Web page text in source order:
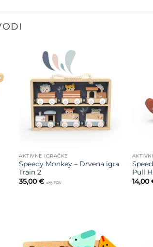
na listu
želja
AKTIVNE IGRAČKE
Speedy Monkey – Drvena igra
Train 2
35,00€ uklj. PDV
Pull
14,00
na listu
želja